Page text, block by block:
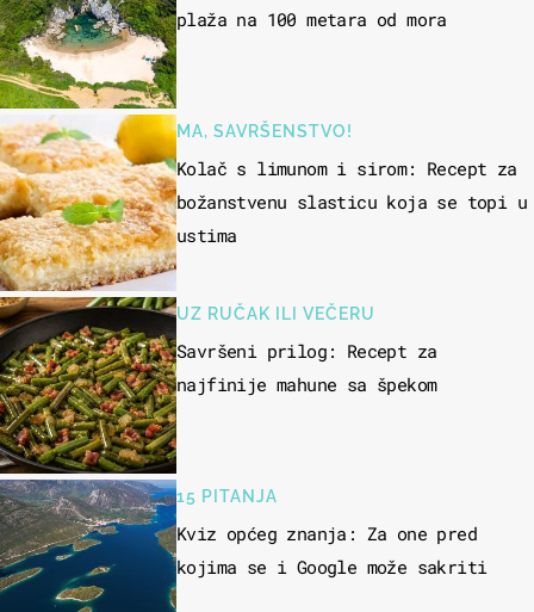
plaža na 100 metara od mora
MA, SAVRŠENSTVO!
Kolač s limunom i sirom: Recept za
božanstvenu slasticu koja se topi u
ustima
UZ RUČAK ILI VEČERU
Savršeni prilog: Recept za
najfinije mahune sa špekom
15 PITANJA
Kviz općeg znanja: Za one pred
kojima se i Google može sakriti